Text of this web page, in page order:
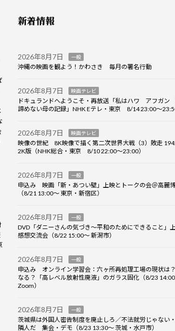
新着情報
2026年8月7日 一般
沖縄の映画を観よう！かわさき 毎月の署名行動
2026年8月7日 映画テレビ
ドキュランドへようこそ・再放送「私はハワ アフガン
諦めない母の記録」NHK Eテレ・東京 8/14 23:00～
2026年8月7日 映画テレビ
映像の世紀 8K映像で描く第二次世界大戦（3）敗走
2K版（NHK総合・東京 8/10 22:00～23:00）
2026年8月7日 一般
申込み 映画「新・あつい壁」上映とトークの会＠高麗
（8/21 13:00～ 東京・新宿区）
2026年8月7日 一般
DVD「ダニーさんの気づき～平和のためにできること」
感想交流会（8/22 15:00～ 新潟市）
2026年8月7日 一般
申込み オンライン学習会：六ヶ所再処理工場の現状は
なる？「高レベル放射性廃液」のガラス固化（8/23
Zoom）
2026年8月7日 一般
茨城県は外国人密告制度を廃止しろ／不法就労じゃない
隣人だ 集会・デモ（8/23 13:30～ 茨城・水戸市）